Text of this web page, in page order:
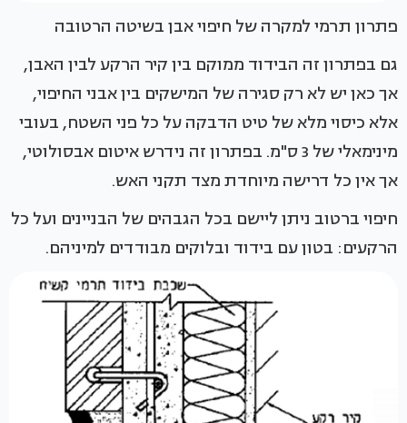
פתרון תרמי למקרה של חיפוי אבן בשיטה הרטובה
גם בפתרון זה הבידוד ממוקם בין קיר הרקע לבין האבן,
אך כאן יש לא רק סגירה של המישקים בין אבני החיפוי,
אלא כיסוי מלא של טיט הדבקה על כל פני השטח, בעובי
מינימאלי של 3 ס"מ. בפתרון זה נידרש איטום אבסולוטי,
אך אין כל דרישה מיוחדת מצד תקני האש.
חיפוי ברטוב ניתן ליישם בכל הגבהים של הבניינים ועל כל
הרקעים: בטון עם בידוד ובלוקים מבודדים למיניהם.